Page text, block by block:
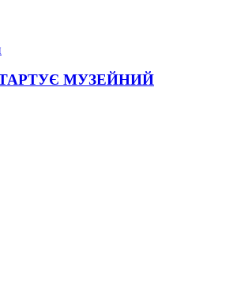
МУЗЕЙНИЙ